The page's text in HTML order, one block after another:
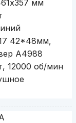
мм
42*48мм,
А4988
12000 об/мин